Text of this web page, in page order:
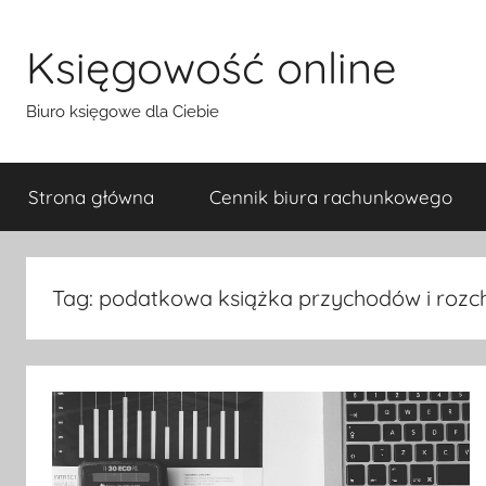
treściKsięgowość online
Biuro księgowe dla Ciebie
Strona główna Cennik biura rachunkowego
Tag: podatkowa książka przychodów i